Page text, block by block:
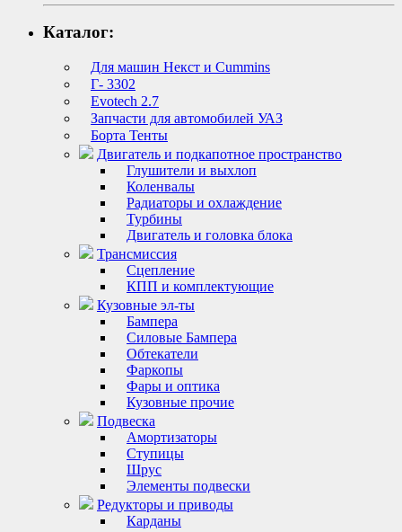
Каталог:
Для машин Некст и Cummins
Г- 3302
Evotech 2.7
Запчасти для автомобилей УАЗ
Борта Тенты
Двигатель и подкапотное пространство
Глушители и выхлоп
Коленвалы
Радиаторы и охлаждение
Турбины
Двигатель и головка блока
Трансмиссия
Сцепление
КПП и комплектующие
Кузовные эл-ты
Бампера
Силовые Бампера
Обтекатели
Фаркопы
Фары и оптика
Кузовные прочие
Подвеска
Амортизаторы
Ступицы
Шрус
Элементы подвески
Редукторы и приводы
Карданы